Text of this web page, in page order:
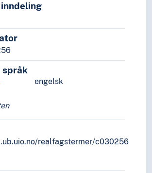
språk
engelsk
realfagstermer/c030256